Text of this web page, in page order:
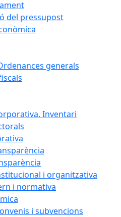
del pressupost
generals
Inventari
i organitzativa
i normativa
i subvencions